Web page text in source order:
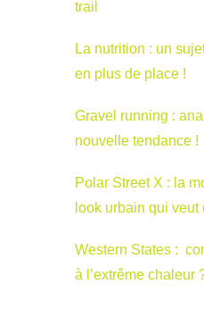
trail
La nutrition : un
en plus de place !
Gravel running :
nouvelle tendance !
Polar Street X : la
look urbain qui
Western States :
à l’extrême chaleur